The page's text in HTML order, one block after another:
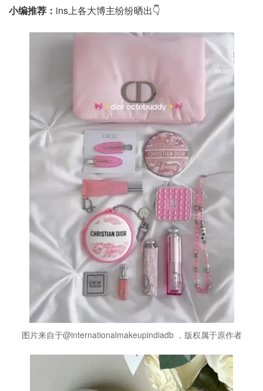
小编推荐： ins上各大博主纷纷晒出👇
图片来自于@internationalmakeupindiadb ，版权属于原作者